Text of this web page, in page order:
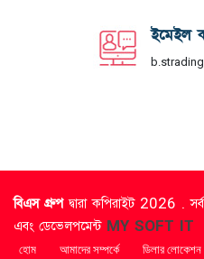
ইমেইল
বিএস গ্রুপদ্বারা কপিরাইট 2026 .
এবং ডেভেলপমেন্ট MY SOFT IT
হোম আমাদের সম্পর্কে ডিলার লোকেশন